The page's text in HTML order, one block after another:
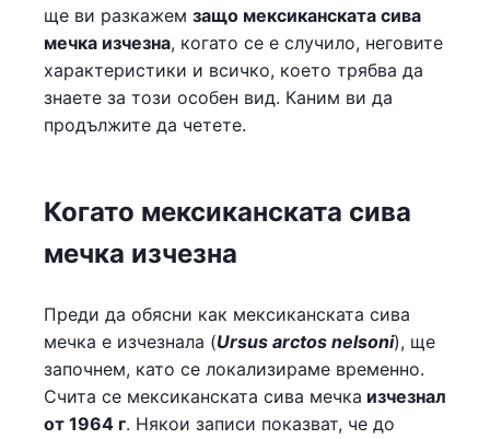
ще ви разкажем защо мексиканската сива
мечка изчезна, когато се е случило, неговите
характеристики и всичко, което трябва да
знаете за този особен вид. Каним ви да
продължите да четете.
Когато мексиканската сива
мечка изчезна
Преди да обясни как мексиканската сива
мечка е изчезнала (Ursus arctos nelsoni), ще
започнем, като се локализираме временно.
Счита се мексиканската сива мечка изчезнал
от 1964 г. Някои записи показват, че до